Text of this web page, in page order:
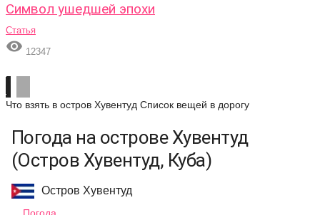
Символ ушедшей эпохи
Статья
 12347
Что взять в остров Хувентуд Список вещей в дорогу
Погода на острове Хувентуд
(Остров Хувентуд, Куба)
Остров Хувентуд